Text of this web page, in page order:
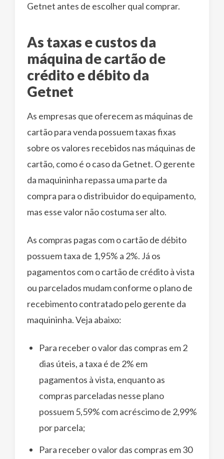
Getnet antes de escolher qual comprar.
As taxas e custos da
máquina de cartão de
crédito e débito da
Getnet
As empresas que oferecem as máquinas de
cartão para venda possuem taxas fixas
sobre os valores recebidos nas máquinas de
cartão, como é o caso da Getnet. O gerente
da maquininha repassa uma parte da
compra para o distribuidor do equipamento,
mas esse valor não costuma ser alto.
As compras pagas com o cartão de débito
possuem taxa de 1,95% a 2%. Já os
pagamentos com o cartão de crédito à vista
ou parcelados mudam conforme o plano de
recebimento contratado pelo gerente da
maquininha. Veja abaixo:
Para receber o valor das compras em 2
dias úteis, a taxa é de 2% em
pagamentos à vista, enquanto as
compras parceladas nesse plano
possuem 5,59% com acréscimo de 2,99%
por parcela;
Para receber o valor das compras em 30